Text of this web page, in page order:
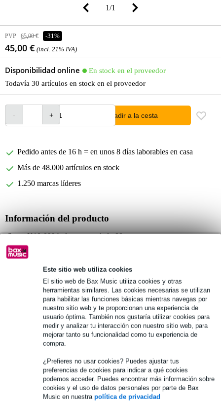
Este sitio web utiliza cookies
El sitio web de Bax Music utiliza cookies y otras
herramientas similares. Las cookies necesarias se utilizan
para habilitar las funciones básicas mientras navegas por
nuestro sitio web y te proporcionan una experiencia de
usuario óptima. También nos gustaría utilizar cookies para
medir y analizar tu interacción con nuestro sitio web, para
mejorar tanto su funcionalidad como tu experiencia de
compra.
¿Prefieres no usar cookies? Puedes ajustar tus
preferencias de cookies para indicar a qué cookies
podemos acceder. Puedes encontrar más información sobre
cookies y el uso de datos personales por parte de Bax
Music en nuestra política de privacidad
1/1
PVP 65,00 € -31%
45,00 € (incl. 21% IVA)
Disponibilidad online
En stock en el proveedor
Todavía 30 artículos en stock en el proveedor
añadir a la cesta
Pedido antes de 16 h = en unos 8 días laborables en casa
Más de 48.000 artículos en stock
1.250 marcas líderes
Información del producto
Stagg K10-099 bolsa para teclado 99 cm
bolsa de transporte para teclado, sintetizador o piano portátil
provista de una robusta correa de transporte
Especificaciones completas
Véase también (8)